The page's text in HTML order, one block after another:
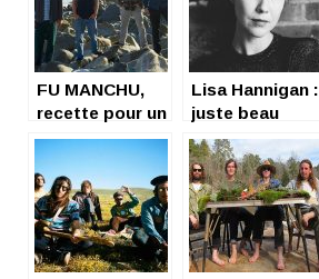
FU MANCHU,
recette pour un
live bien hot
Lisa Hannigan :
juste beau